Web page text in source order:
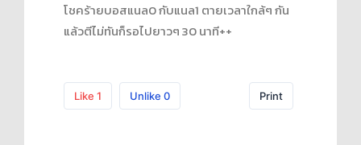
โชคร้ายบอสแนล0 กับแนล1 ตายเวลาใกล้ๆ กัน
แล้วตีไม่ทันก็รอไปยาวๆ 30 นาที++
Like 1 Unlike 0 Print